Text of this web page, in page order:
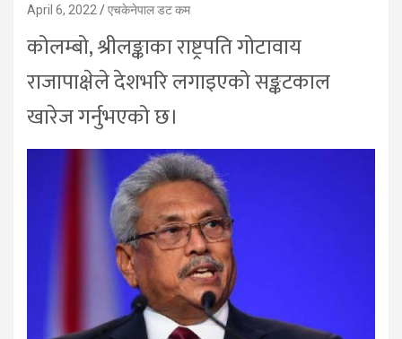
April 6, 2022 एचकेनेपाल डट कम
कोलम्बो, श्रीलङ्काका राष्ट्रपति गोटावाय
राजापाक्षेले देशभरि लगाइएको सङ्कटकाल
खारेज गर्नुभएको छ।